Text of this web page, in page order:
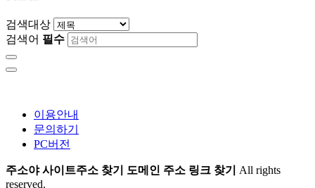
검색대상
검색어 필수
이용안내
문의하기
PC버전
주소야 사이트주소 찾기 도메인 주소 링크 찾기 All rights
reserved.